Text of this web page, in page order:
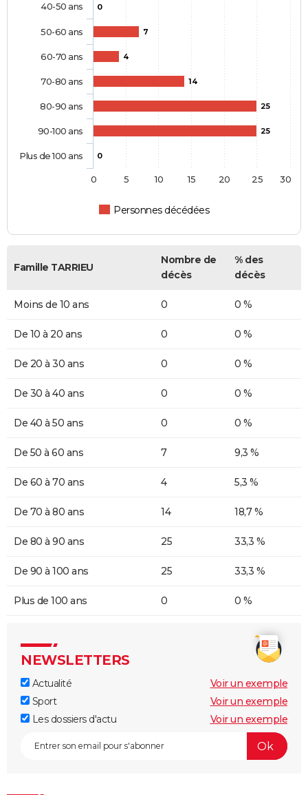
0
7
4
14
25
25
0
Personnes décédées
40-50 ans
50-60 ans
60-70 ans
70-80 ans
80-90 ans
90-100 ans
Plus de 100 ans
0 5 10 15 20 25 30
Famille TARRIEU
Nombre de
décès
% des
décès
Moins de 10 ans 0 0 %
De 10 à 20 ans 0 0 %
De 20 à 30 ans 0 0 %
De 30 à 40 ans 0 0 %
De 40 à 50 ans 0 0 %
De 50 à 60 ans 7 9,3 %
De 60 à 70 ans 4 5,3 %
De 70 à 80 ans 14 18,7 %
De 80 à 90 ans 25 33,3 %
De 90 à 100 ans 25 33,3 %
Plus de 100 ans 0 0 %
NEWSLETTERS
Actualité
Voir un exemple
Sport
Voir un exemple
Les dossiers d'actu
Voir un exemple